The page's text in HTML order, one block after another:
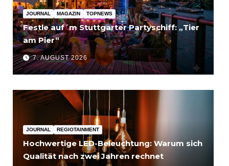
JOURNAL MAGAZIN TOPNEWS
Festle auf´m Stuttgarter Partyschiff: „Tier
am Pier“
7. AUGUST 2026
JOURNAL REGIOTAINMENT
Hochwertige LED-Beleuchtung: Warum sich
Qualität nach zwei Jahren rechnet